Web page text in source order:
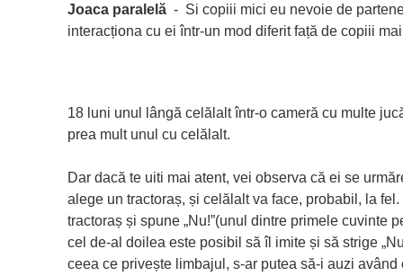
Joaca paralelă - Si copiii mici eu nevoie de
interacționa cu ei într-un mod diferit față de copiii
18 luni unul lângă celălalt într-o cameră cu multe
prea mult unul cu celălalt.
Dar dacă te uiti mai atent, vei observa că ei se
alege un tractoraș, și celălalt va face, probabil, la
tractoraș și spune „Nu!”(unul dintre primele cuvinte
cel de-al doilea este posibil să îl imite și să strige
ceea ce privește limbajul, s-ar putea să-i auzi având